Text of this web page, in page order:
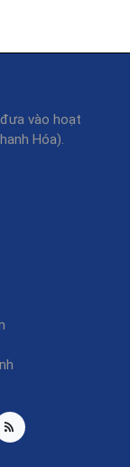
vào hoạt
Hóa).